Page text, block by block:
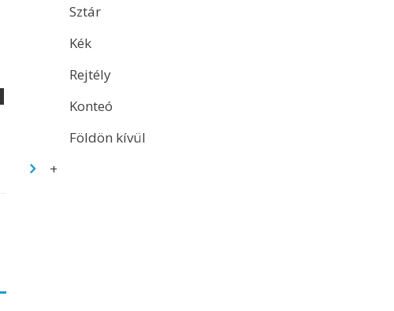
Sztár
Kék
Rejtély
Konteó
Földön kívül
+